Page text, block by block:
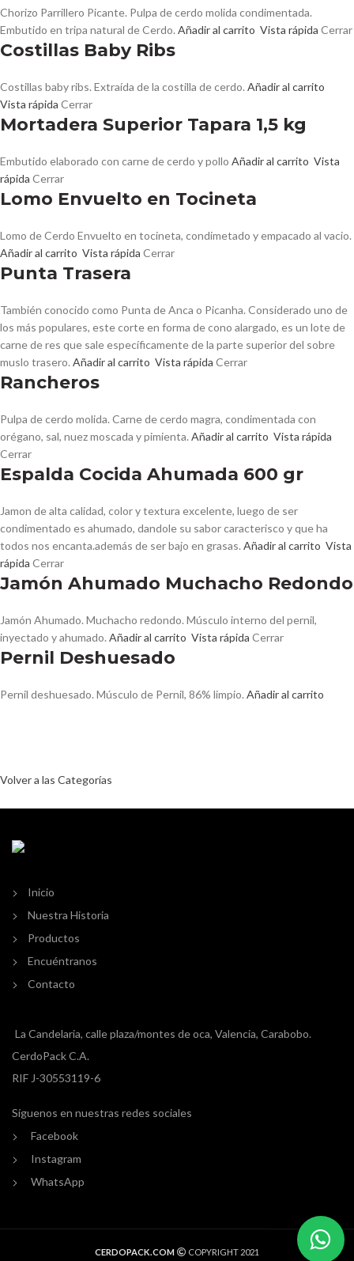
Chorizo Parrillero Picante. Pulpa de cerdo molida condimentada.
Embutido en tripa natural de Cerdo. Añadir al carrito Vista rápida Cerrar
Costillas Baby Ribs
Costillas baby ribs. Extraída de la costilla de cerdo. Añadir al carrito
Vista rápida Cerrar
Mortadera Superior Tapara 1,5 kg
Embutido elaborado con carne de cerdo y pollo Añadir al carrito Vista
rápida Cerrar
Lomo Envuelto en Tocineta
Lomo de Cerdo Envuelto en tocineta, condimetado y empacado al vacio.
Añadir al carrito Vista rápida Cerrar
Punta Trasera
También conocido como Punta de Anca o Picanha. Considerado uno de
los más populares, este corte en forma de cono alargado, es un lote de
carne de res que sale específicamente de la parte superior del sobre
muslo trasero. Añadir al carrito Vista rápida Cerrar
Rancheros
Pulpa de cerdo molida. Carne de cerdo magra, condimentada con
orégano, sal, nuez moscada y pimienta. Añadir al carrito Vista rápida
Cerrar
Espalda Cocida Ahumada 600 gr
Jamon de alta calidad, color y textura excelente, luego de ser
condimentado es ahumado, dandole su sabor caracterisco y que ha
todos nos encanta.además de ser bajo en grasas. Añadir al carrito Vista
rápida Cerrar
Jamón Ahumado Muchacho Redondo
Jamón Ahumado. Muchacho redondo. Músculo interno del pernil,
inyectado y ahumado. Añadir al carrito Vista rápida Cerrar
Pernil Deshuesado
Pernil deshuesado. Músculo de Pernil, 86% limpio. Añadir al carrito
Volver a las Categorías
Inicio
Nuestra Historia
Productos
Encuéntranos
Contacto
La Candelaria, calle plaza/montes de oca, Valencia, Carabobo.
CerdoPack C.A.
RIF J-30553119-6
Síguenos en nuestras redes sociales
Facebook
Instagram
WhatsApp
CERDOPACK.COM COPYRIGHT 2021